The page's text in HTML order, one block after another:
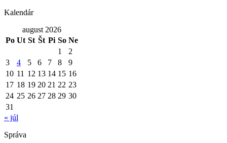
Kalendár
august 2026
Po Ut St Št Pi So Ne
1
2
3
4 5 6 7 8
9
10 11 12 13 14 15 16
17 18 19 20 21 22 23
24 25 26 27 28 29 30
31
« júl
Správa